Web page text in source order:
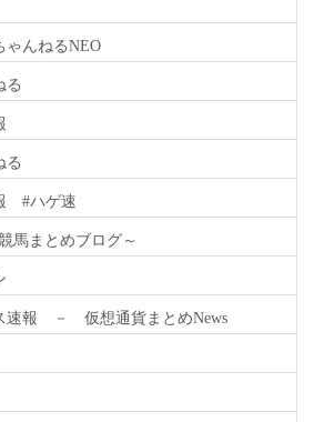
んねるNEO
る
る
#ハゲ速
まとめブログ～
速報 － 仮想通貨まとめNews